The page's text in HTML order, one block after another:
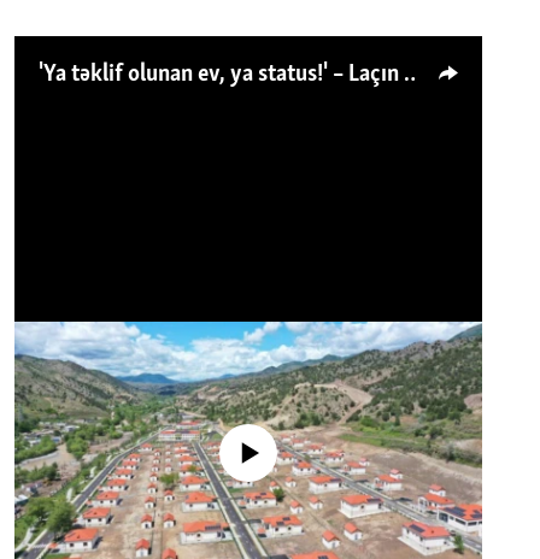
'Ya təklif olunan ev, ya status!' – Laçın köçkünü: 'Laçından başqa heç hara!'
No media source currently available